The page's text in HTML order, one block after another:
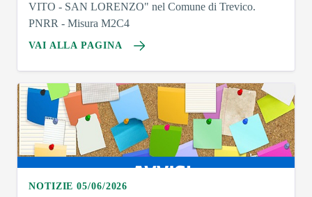
VITO - SAN LORENZO" nel Comune di Trevico.
PNRR - Misura M2C4
VAI ALLA PAGINA
NOTIZIE 05/06/2026